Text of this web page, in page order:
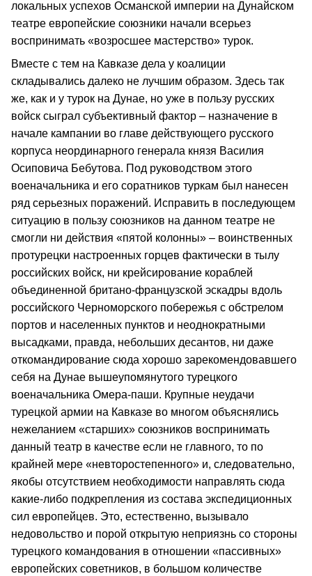
локальных успехов Османской империи на Дунайском
театре европейские союзники начали всерьез
воспринимать «возросшее мастерство» турок.
Вместе с тем на Кавказе дела у коалиции
складывались далеко не лучшим образом. Здесь так
же, как и у турок на Дунае, но уже в пользу русских
войск сыграл субъективный фактор – назначение в
начале кампании во главе действующего русского
корпуса неординарного генерала князя Василия
Осиповича Бебутова. Под руководством этого
военачальника и его соратников туркам был нанесен
ряд серьезных поражений. Исправить в последующем
ситуацию в пользу союзников на данном театре не
смогли ни действия «пятой колонны» – воинственных
протурецки настроенных горцев фактически в тылу
российских войск, ни крейсирование кораблей
объединенной британо-французской эскадры вдоль
российского Черноморского побережья с обстрелом
портов и населенных пунктов и неоднократными
высадками, правда, небольших десантов, ни даже
откомандирование сюда хорошо зарекомендовавшего
себя на Дунае вышеупомянутого турецкого
военачальника Омера-паши. Крупные неудачи
турецкой армии на Кавказе во многом объяснялись
нежеланием «старших» союзников воспринимать
данный театр в качестве если не главного, то по
крайней мере «невторостепенного» и, следовательно,
якобы отсутствием необходимости направлять сюда
какие-либо подкрепления из состава экспедиционных
сил европейцев. Это, естественно, вызывало
недовольство и порой открытую неприязнь со стороны
турецкого командования в отношении «пассивных»
европейских советников, в большом количестве